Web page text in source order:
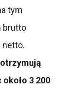
tym
brutto
netto.
3 200